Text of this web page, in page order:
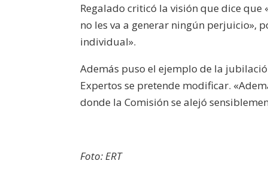
Regalado criticó la visión que dice
no les va a generar ningún perjuicio»,
individual».
Además puso el ejemplo de la
Expertos se pretende modificar.
donde la Comisión se alejó
Foto: ERT